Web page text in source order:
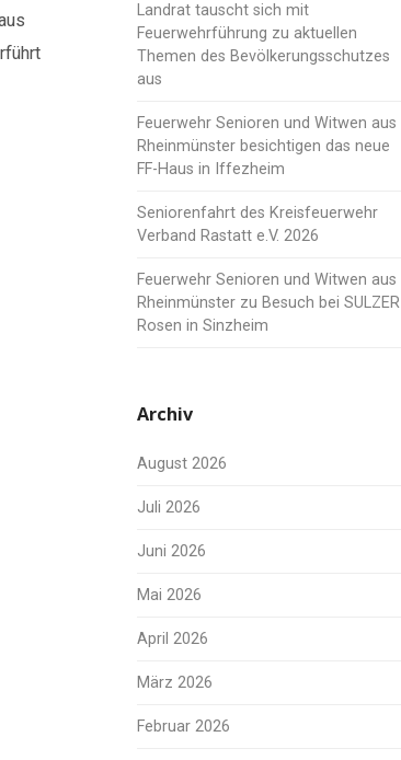
Landrat tauscht sich mit
Feuerwehrführung zu aktuellen
Themen des Bevölkerungsschutzes
aus
Feuerwehr Senioren und Witwen aus
Rheinmünster besichtigen das neue
FF-Haus in Iffezheim
Seniorenfahrt des Kreisfeuerwehr
Verband Rastatt e.V. 2026
Feuerwehr Senioren und Witwen aus
Rheinmünster zu Besuch bei SULZER
Rosen in Sinzheim
Archiv
August 2026
Juli 2026
Juni 2026
Mai 2026
April 2026
März 2026
Februar 2026